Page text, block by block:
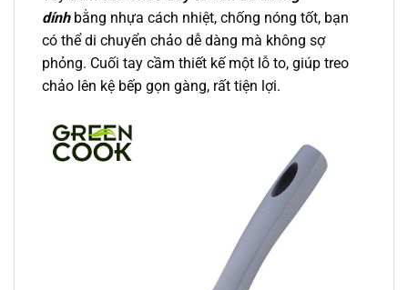
dínhbằng nhựa cách nhiệt, chống nóng tốt, bạn
có thể di chuyển chảo dễ dàng mà không sợ
phỏng. Cuối tay cầm thiết kế một lỗ to, giúp treo
chảo lên kệ bếp gọn gàng, rất tiện lợi.